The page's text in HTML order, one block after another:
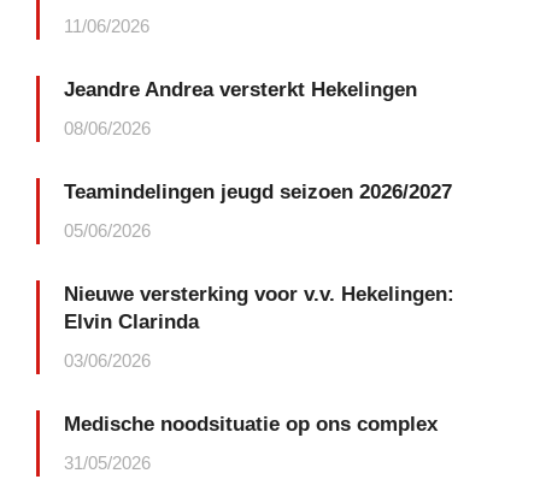
11/06/2026
Jeandre Andrea versterkt Hekelingen
08/06/2026
Teamindelingen jeugd seizoen 2026/2027
05/06/2026
Nieuwe versterking voor v.v. Hekelingen:
Elvin Clarinda
03/06/2026
Medische noodsituatie op ons complex
31/05/2026